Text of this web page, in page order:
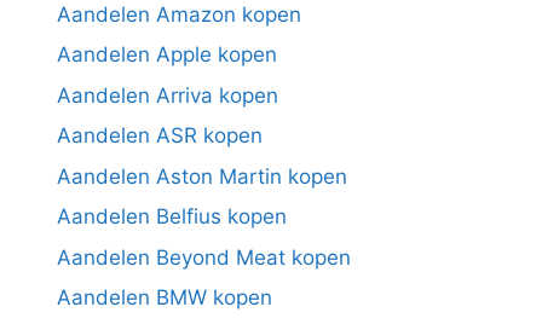
Aandelen Amazon kopen
Aandelen Apple kopen
Aandelen Arriva kopen
Aandelen ASR kopen
Aandelen Aston Martin kopen
Aandelen Belfius kopen
Aandelen Beyond Meat kopen
Aandelen BMW kopen